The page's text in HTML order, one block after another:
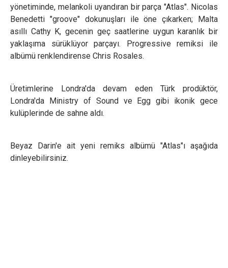
yönetiminde, melankoli uyandıran bir parça "Atlas". Nicolas
Benedetti "groove" dokunuşları ile öne çıkarken; Malta
asıllı Cathy K, gecenin geç saatlerine uygun karanlık bir
yaklaşıma sürüklüyor parçayı. Progressive remiksi ile
albümü renklendirense Chris Rosales.
Üretimlerine Londra'da devam eden Türk prodüktör,
Londra'da Ministry of Sound ve Egg gibi ikonik gece
kulüplerinde de sahne aldı.
Beyaz Darin'e ait yeni remiks albümü "Atlas"ı aşağıda
dinleyebilirsiniz.